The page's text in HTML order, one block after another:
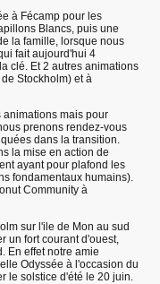
à Fécamp pour les
Blancs, puis une
la famille, lorsque nous
fait aujourd'hui 4
clé. Et 2 autres animations
Stockholm) et à
animations mais pour
prenons rendez-vous
dans la transition.
la mise en action de
ayant pour plafond les
fondamentaux humains).
Community à
sur l'ile de Mon au sud
un fort courant d'ouest,
En effet notre amie
Odyssée à l'occasion du
le solstice d'été le 20 juin.